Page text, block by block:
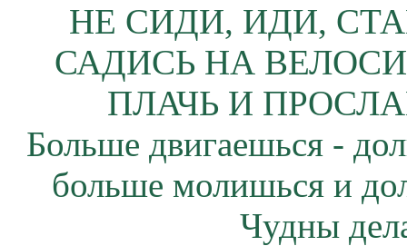
НЕ СИДИ, ИДИ,
САДИСЬ НА
ПЛАЧЬ И
Больше двигаешься -
больше молишься и
Чудны